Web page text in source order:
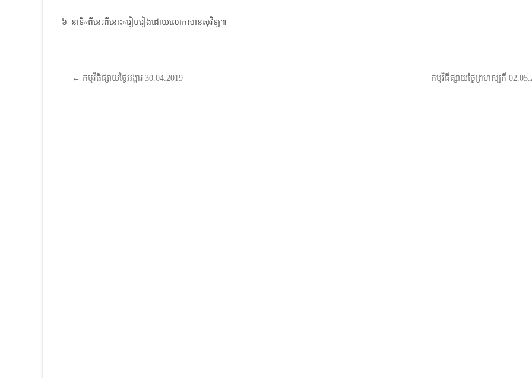
៦–នាទី«ពីនេះពីនោះ»រៀបរៀងដោយលោកសានសុវិទ្យ៕
Post
← កម្មវិធីផ្សាយថ្ងៃអង្គារ 30.04.2019 កម្មវិធីផ្សាយថ្ងៃព្រហស្បតិ៍